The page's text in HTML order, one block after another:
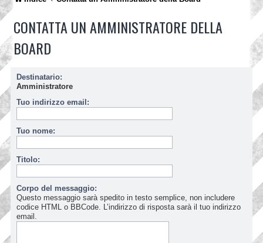
CONTATTA UN AMMINISTRATORE DELLA
BOARD
Destinatario:
Amministratore
Tuo indirizzo email:
Tuo nome:
Titolo:
Corpo del messaggio:
Questo messaggio sarà spedito in testo semplice, non includere
codice HTML o BBCode. L’indirizzo di risposta sarà il tuo indirizzo
email.